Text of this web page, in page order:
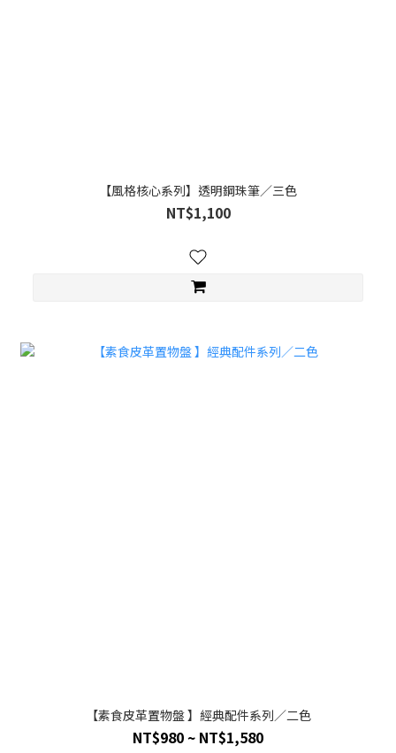
【風格核心系列】透明鋼珠筆／三色
NT$1,100
【素食皮革置物盤 】經典配件系列／二色
NT$980 ~ NT$1,580